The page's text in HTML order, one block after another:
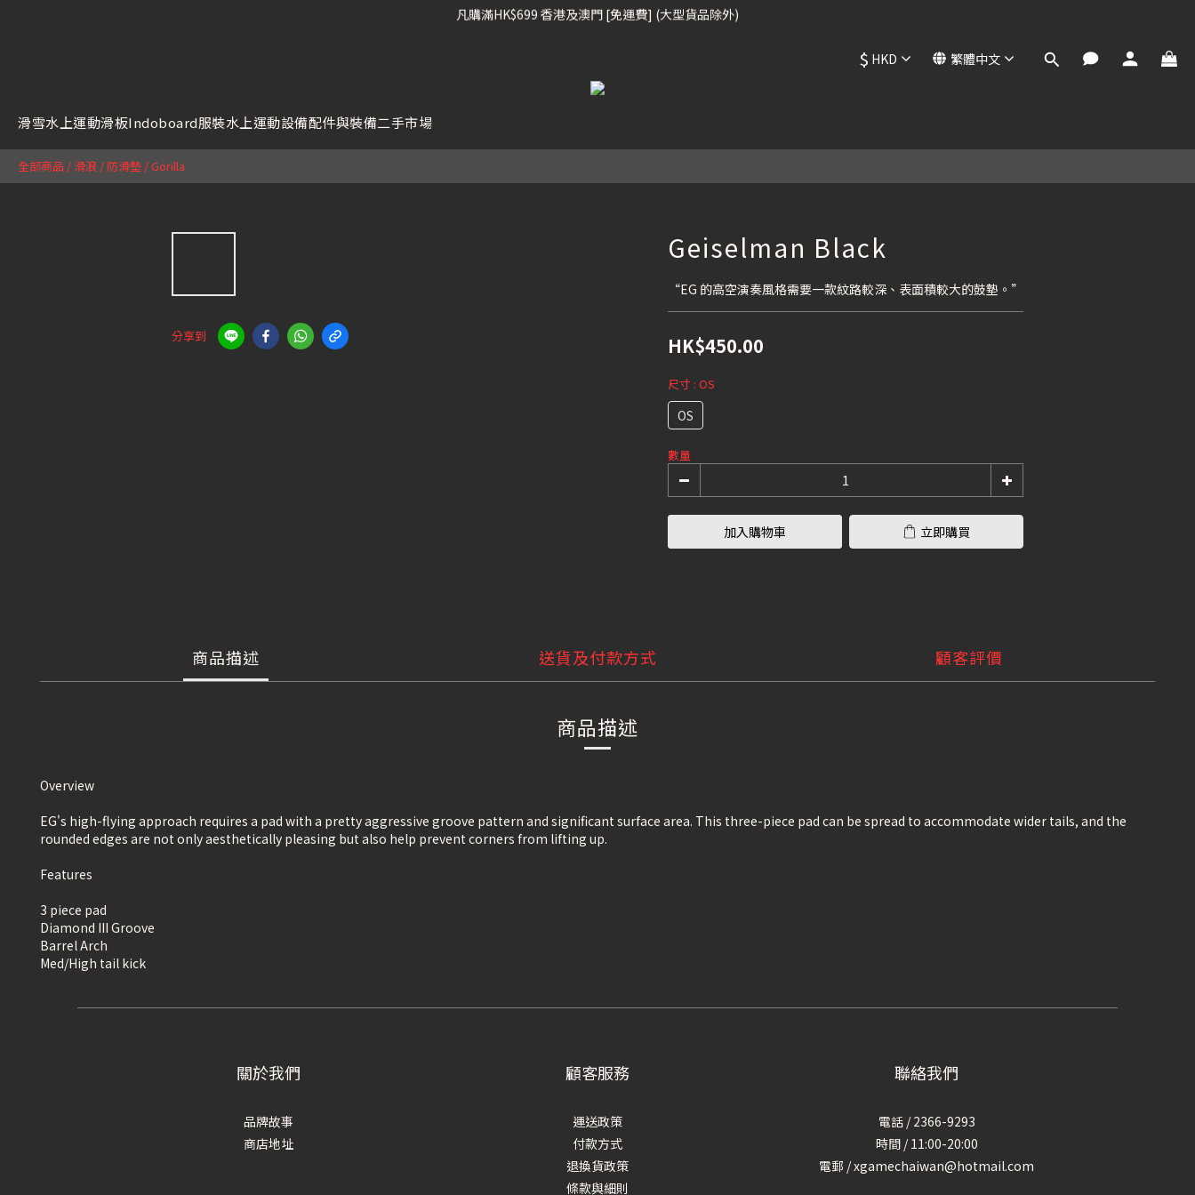
凡購滿HK$699 香港及澳門 [免運費] (大型貨品除外)
凡購滿HK$699 香港及澳門 [免運費] (大型貨品除外)
我們提供全球運送服務。（請查看運送政策）
$ HKD 繁體中文
滑雪水上運動滑板Indoboard服裝水上運動設備配件與裝備二手市場
全部商品 / 滑浪 / 防滑墊 /Gorilla
分享到
Geiselman Black
“EG 的高空演奏風格需要一款紋路較深、表面積較大的鼓墊。”
HK$450.00
尺寸 : OS
OS
數量
加入購物車 立即購買
商品描述 送貨及付款方式 顧客評價
商品描述
Overview
EG's high-flying approach requires a pad with a pretty aggressive groove pattern and significant surface area. This three-piece pad can be spread to accommodate wider tails, and the
rounded edges are not only aesthetically pleasing but also help prevent corners from lifting up.
Features
3 piece pad
Diamond III Groove
Barrel Arch
Med/High tail kick
立即購買
關於我們
品牌故事
商店地址
顧客服務
運送政策
付款方式
退換貨政策
條款與細則
聯絡我們
電話 / 2366-9293
時間 / 11:00-20:00
電郵 / xgamechaiwan@hotmail.com